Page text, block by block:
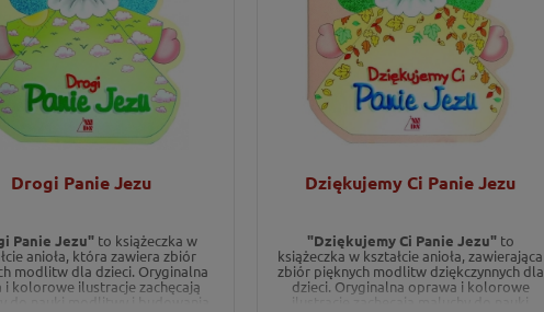
Drogi Panie Jezu
Panie Jezu" to książeczka w
anioła, która zawiera zbiór
modlitw dla dzieci. Oryginalna
i kolorowe ilustracje zachęcają
do nauki modlitwy i budowania
Dziękujemy Ci Panie Jezu
"Dziękujemy Ci Panie Jezu"to
książeczka w kształcie anioła, zawierająca
zbiór pięknych modlitw dziękczynnych dla
dzieci. Oryginalna oprawa i kolorowe
ilustracje zachęcają maluchy do nauki